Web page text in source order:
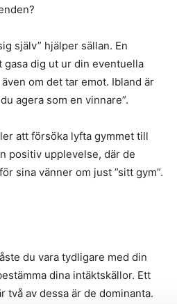
själv” hjälper sällan. En
dig ut ur din eventuella
om det tar emot. Ibland är
agera som en vinnare”.
att försöka lyfta gymmet till
positiv upplevelse, där de
sina vänner om just ”sitt gym”.
du vara tydligare med din
dina intäktskällor. Ett
två av dessa är de dominanta.